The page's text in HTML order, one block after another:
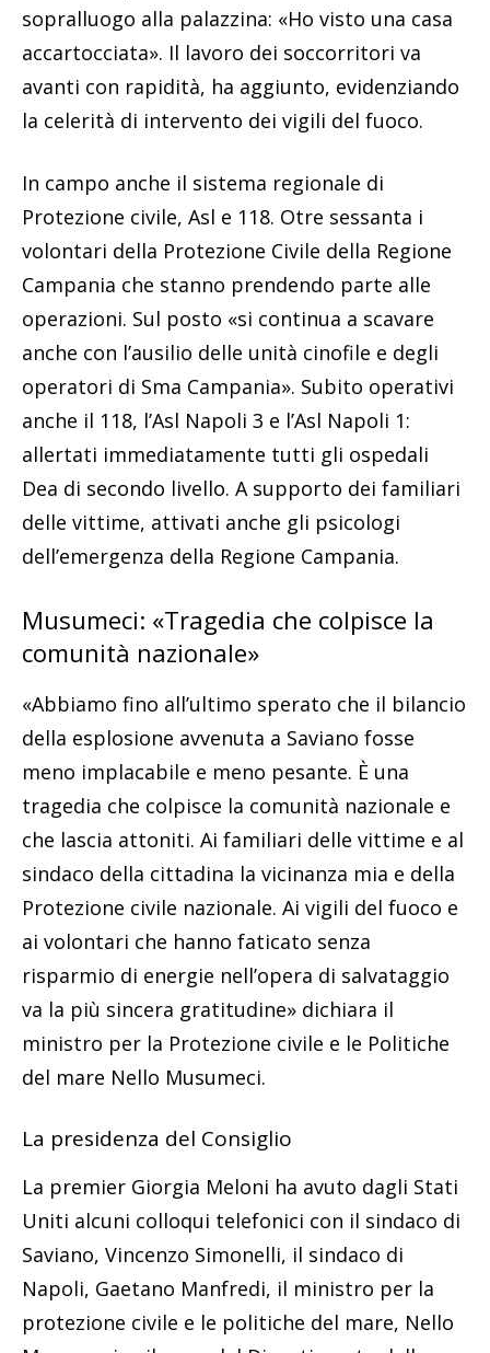
sopralluogo alla palazzina: «Ho visto una casa
accartocciata». Il lavoro dei soccorritori va
avanti con rapidità, ha aggiunto, evidenziando
la celerità di intervento dei vigili del fuoco.
In campo anche il sistema regionale di
Protezione civile, Asl e 118. Otre sessanta i
volontari della Protezione Civile della Regione
Campania che stanno prendendo parte alle
operazioni. Sul posto «si continua a scavare
anche con l’ausilio delle unità cinofile e degli
operatori di Sma Campania». Subito operativi
anche il 118, l’Asl Napoli 3 e l’Asl Napoli 1:
allertati immediatamente tutti gli ospedali
Dea di secondo livello. A supporto dei familiari
delle vittime, attivati anche gli psicologi
dell’emergenza della Regione Campania.
Musumeci: «Tragedia che colpisce la
comunità nazionale»
«Abbiamo fino all’ultimo sperato che il bilancio
della esplosione avvenuta a Saviano fosse
meno implacabile e meno pesante. È una
tragedia che colpisce la comunità nazionale e
che lascia attoniti. Ai familiari delle vittime e al
sindaco della cittadina la vicinanza mia e della
Protezione civile nazionale. Ai vigili del fuoco e
ai volontari che hanno faticato senza
risparmio di energie nell’opera di salvataggio
va la più sincera gratitudine» dichiara il
ministro per la Protezione civile e le Politiche
del mare Nello Musumeci.
La presidenza del Consiglio
La premier Giorgia Meloni ha avuto dagli Stati
Uniti alcuni colloqui telefonici con il sindaco di
Saviano, Vincenzo Simonelli, il sindaco di
Napoli, Gaetano Manfredi, il ministro per la
protezione civile e le politiche del mare, Nello